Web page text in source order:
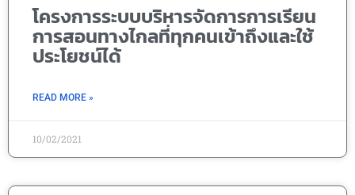
โครงการระบบบริหารจัดการการเรียน
การสอนทางไกลที่ทุกคนเข้าถึงและใช้
ประโยชน์ได้
READ MORE »
10/02/2021